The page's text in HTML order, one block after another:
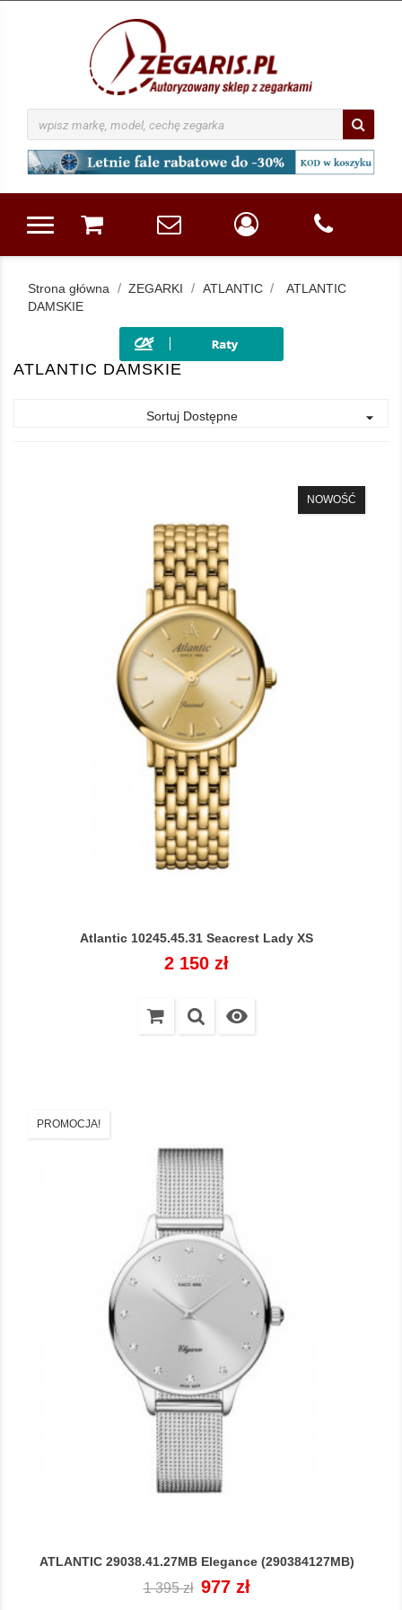
Strona główna ZEGARKI ATLANTIC
ATLANTIC
DAMSKIE
ATLANTIC DAMSKIE
Sortuj Dostępne 
NOWOŚĆ
Atlantic 10245.45.31 Seacrest Lady XS
Cena
2 150 zł

PROMOCJA!
ATLANTIC 29038.41.27MB Elegance (290384127MB)
Cena
1 395 zł Cena
977 zł